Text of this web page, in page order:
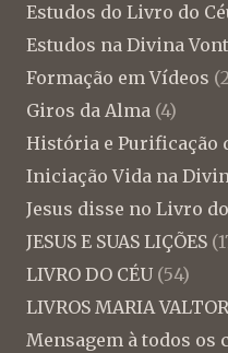
Estudos do Livro do
Estudos na Divina
Formação em Vídeos
Giros da Alma (4)
História e Purificação
Iniciação Vida na
Jesus disse no Livro
JESUS E SUAS LIÇÕES
LIVRO DO CÉU (54)
LIVROS MARIA
Mensagem à todos os